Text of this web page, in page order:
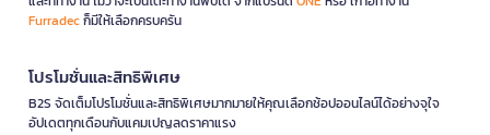
Furradecก็มีให้เลือกครบครัน
โปรโมชั่นและสิทธิพิเศษ
B2S จัดเต็มโปรโมชั่นและสิทธิพิเศษมากมายให้คุณเลือกช้อปออนไลน์ได้อย่างจุใจ
อัปเดตทุกเดือนกับแคมเปญลดราคาแรง